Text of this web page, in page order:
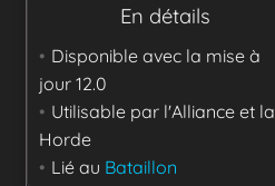
En détails
Disponible avec la mise à
jour 12.0
Utilisable par l'Alliance et la
Horde
Lié au Bataillon